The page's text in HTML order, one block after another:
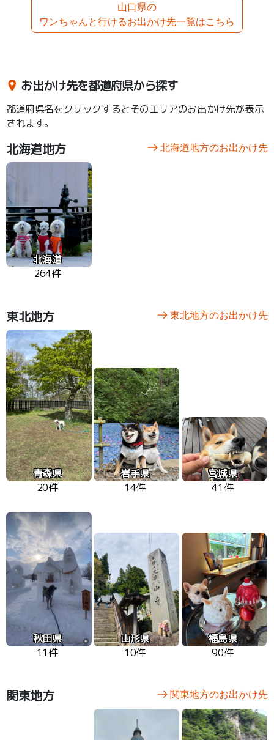
山口県の
ワンちゃんと行けるお出かけ先一覧はこちら
お出かけ先を都道府県から探す
都道府県名をクリックするとそのエリアのお出かけ先が表示
されます。
北海道地方 北海道地方のお出かけ先
北海道
264件
東北地方 東北地方のお出かけ先
青森県
20件
岩手県
14件
宮城県
41件
秋田県
11件
山形県
10件
福島県
90件
関東地方 関東地方のお出かけ先